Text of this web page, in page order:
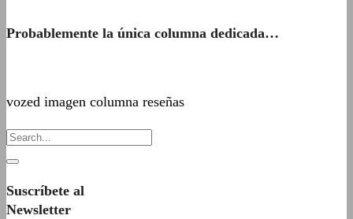
Probablemente la única columna dedicada…
vozed imagen columna reseñas
Suscríbete al
Newsletter